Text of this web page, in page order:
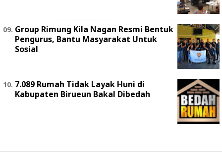
Group Rimung Kila Nagan Resmi Bentuk
Pengurus, Bantu Masyarakat Untuk
Sosial
7.089 Rumah Tidak Layak Huni di
Kabupaten Birueun Bakal Dibedah